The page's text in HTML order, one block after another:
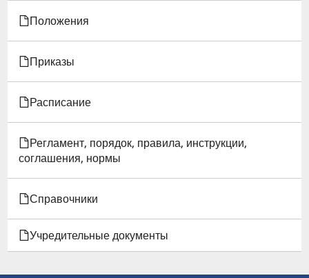
МИНОБРНАУКИ
РФ
НА
2024-
2026
ГГ.
Положения
Приказы
Расписание
Регламент, порядок, правила, инструкции,
соглашения, нормы
Справочники
Учредительные документы